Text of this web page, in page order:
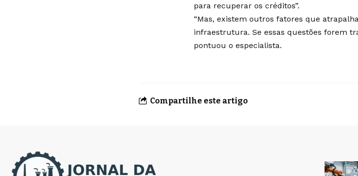
para recuperar os créditos”.
“Mas, existem outros fatores que
infraestrutura. Se essas questões forem
pontuou o especialista.
Compartilhe este artigo